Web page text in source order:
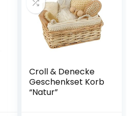
Croll & Denecke
Geschenkset Korb
“Natur”